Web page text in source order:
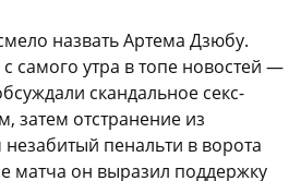
назвать Артема Дзюбу.
самого утра в топе новостей —
скандальное секс-
затем отстранение из
пенальти в ворота
матча он выразил поддержку